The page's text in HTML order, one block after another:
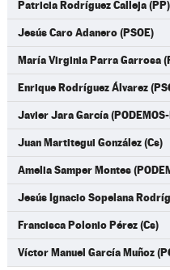
Patricia Rodríguez Calleja (PP)
Jesús Caro Adanero (PSOE)
María Virginia Parra Garrosa
Enrique Rodríguez Álvarez
Javier Jara García
Juan Martitegui González (Cs)
Amelia Samper Montes
Jesús Ignacio Sopelana
Francisca Polonio Pérez (Cs)
Víctor Manuel García Muñoz